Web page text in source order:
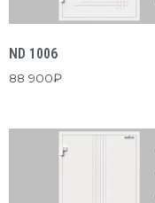
ND 1006
88 900₽